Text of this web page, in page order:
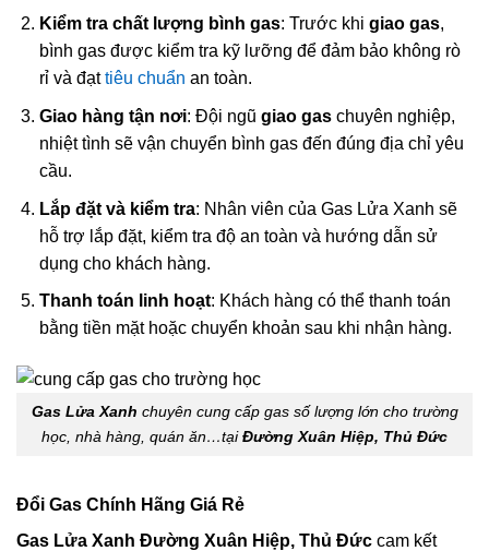
Kiểm tra chất lượng bình gas: Trước khi giao gas,
bình gas được kiểm tra kỹ lưỡng để đảm bảo không rò
rỉ và đạttiêu chuẩn an toàn.
Giao hàng tận nơi: Đội ngũ giao gaschuyên nghiệp,
nhiệt tình sẽ vận chuyển bình gas đến đúng địa chỉ yêu
cầu.
Lắp đặt và kiểm tra: Nhân viên của Gas Lửa Xanh sẽ
hỗ trợ lắp đặt, kiểm tra độ an toàn và hướng dẫn sử
dụng cho khách hàng.
Thanh toán linh hoạt: Khách hàng có thể thanh toán
bằng tiền mặt hoặc chuyển khoản sau khi nhận hàng.
Gas Lửa Xanh chuyên cung cấp gas số lượng lớn cho trường
học, nhà hàng, quán ăn…tạiĐường Xuân Hiệp, Thủ Đức
Đổi Gas Chính Hãng Giá Rẻ
Gas Lửa Xanh Đường Xuân Hiệp, Thủ Đức cam kết